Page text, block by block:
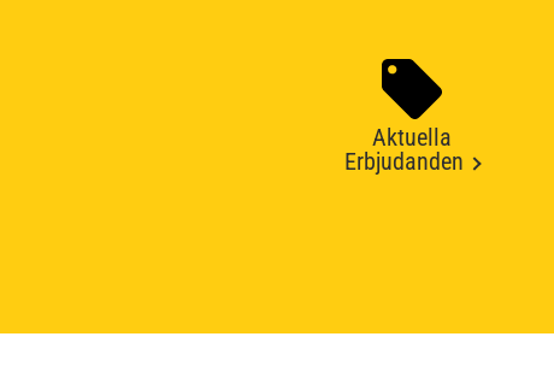
Aktuella
Erbjudanden